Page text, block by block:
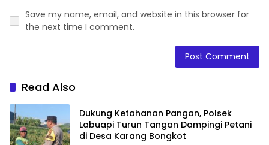
Save my name, email, and website in this browser for
the next time I comment.
Read Also
Dukung Ketahanan Pangan, Polsek
Labuapi Turun Tangan Dampingi Petani
di Desa Karang Bongkot